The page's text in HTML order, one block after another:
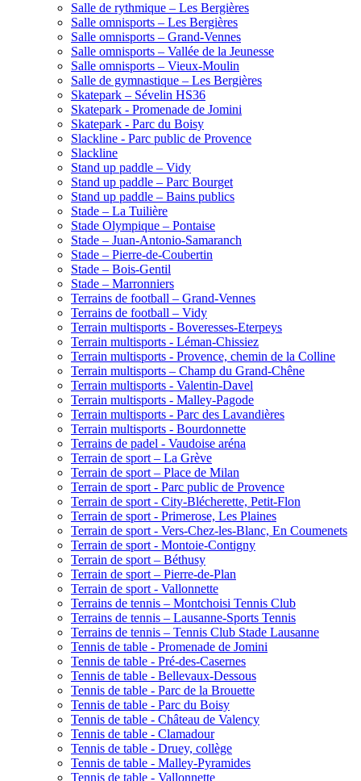
Salle de rythmique – Les Bergières
Salle omnisports – Les Bergières
Salle omnisports – Grand-Vennes
Salle omnisports – Vallée de la Jeunesse
Salle omnisports – Vieux-Moulin
Salle de gymnastique – Les Bergières
Skatepark – Sévelin HS36
Skatepark - Promenade de Jomini
Skatepark - Parc du Boisy
Slackline - Parc public de Provence
Slackline
Stand up paddle – Vidy
Stand up paddle – Parc Bourget
Stand up paddle – Bains publics
Stade – La Tuilière
Stade Olympique – Pontaise
Stade – Juan-Antonio-Samaranch
Stade – Pierre-de-Coubertin
Stade – Bois-Gentil
Stade – Marronniers
Terrains de football – Grand-Vennes
Terrains de football – Vidy
Terrain multisports - Boveresses-Eterpeys
Terrain multisports - Léman-Chissiez
Terrain multisports - Provence, chemin de la Colline
Terrain multisports – Champ du Grand-Chêne
Terrain multisports - Valentin-Davel
Terrain multisports - Malley-Pagode
Terrain multisports - Parc des Lavandières
Terrain multisports - Bourdonnette
Terrains de padel - Vaudoise aréna
Terrain de sport – La Grève
Terrain de sport – Place de Milan
Terrain de sport - Parc public de Provence
Terrain de sport - City-Blécherette, Petit-Flon
Terrain de sport - Primerose, Les Plaines
Terrain de sport - Vers-Chez-les-Blanc, En Coumenets
Terrain de sport - Montoie-Contigny
Terrain de sport – Béthusy
Terrain de sport – Pierre-de-Plan
Terrain de sport - Vallonnette
Terrains de tennis – Montchoisi Tennis Club
Terrains de tennis – Lausanne-Sports Tennis
Terrains de tennis – Tennis Club Stade Lausanne
Tennis de table - Promenade de Jomini
Tennis de table - Pré-des-Casernes
Tennis de table - Bellevaux-Dessous
Tennis de table - Parc de la Brouette
Tennis de table - Parc du Boisy
Tennis de table - Château de Valency
Tennis de table - Clamadour
Tennis de table - Druey, collège
Tennis de table - Malley-Pyramides
Tennis de table - Vallonnette